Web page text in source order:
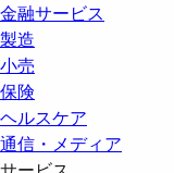
金融サービス
製造
小売
保険
ヘルスケア
通信・メディア